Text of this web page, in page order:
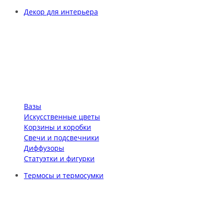
Декор для интерьера
Вазы
Искусственные цветы
Корзины и коробки
Свечи и подсвечники
Диффузоры
Статуэтки и фигурки
Термосы и термосумки